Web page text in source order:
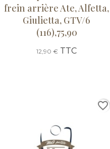
frein arrière Ate, Alfetta,
Giulietta, GTV/6
(116),75,90
12,90 € TTC
favorite_border